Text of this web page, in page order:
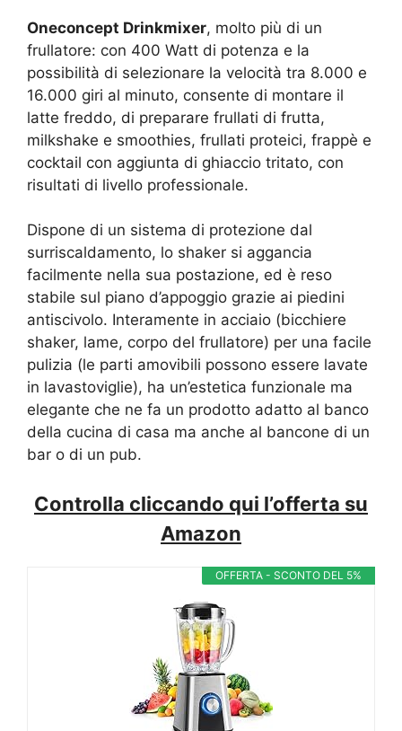
Oneconcept Drinkmixer, molto più di un
frullatore: con 400 Watt di potenza e la
possibilità di selezionare la velocità tra 8.000 e
16.000 giri al minuto, consente di montare il
latte freddo, di preparare frullati di frutta,
milkshake e smoothies, frullati proteici, frappè e
cocktail con aggiunta di ghiaccio tritato, con
risultati di livello professionale.
Dispone di un sistema di protezione dal
surriscaldamento, lo shaker si aggancia
facilmente nella sua postazione, ed è reso
stabile sul piano d’appoggio grazie ai piedini
antiscivolo. Interamente in acciaio (bicchiere
shaker, lame, corpo del frullatore) per una facile
pulizia (le parti amovibili possono essere lavate
in lavastoviglie), ha un’estetica funzionale ma
elegante che ne fa un prodotto adatto al banco
della cucina di casa ma anche al bancone di un
bar o di un pub.
Controlla cliccando qui l’offerta su
Amazon
OFFERTA - SCONTO DEL 5%